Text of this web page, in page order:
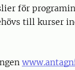
för
till kurser